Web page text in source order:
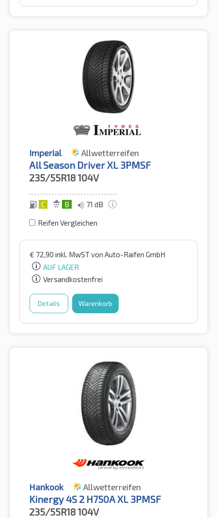
Imperial Allwetterreifen
All Season Driver XL 3PMSF
235/55R18104V
C B 71 dB
Reifen Vergleichen
€ 72,90 inkl. MwSTvon Auto-Raifen GmbH
AUF LAGER
Versandkostenfrei
Details Warenkorb
Hankook Allwetterreifen
Kinergy 4S 2 H750A XL 3PMSF
235/55R18104V